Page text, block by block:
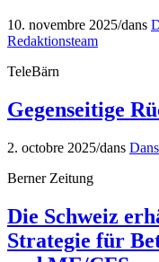
10. novembre 2025/dans
Redaktionsteam
TeleBärn
Gegenseitige
2. octobre 2025/dans
Berner Zeitung
Die Schweiz
Strategie für